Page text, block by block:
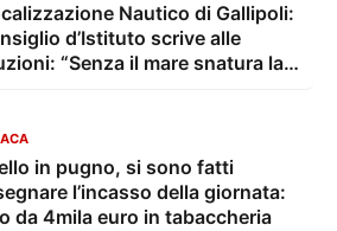
Nautico di Gallipoli:
d’Istituto scrive alle
“Senza il mare snatura la
in pugno, si sono fatti
l’incasso della giornata:
da 4mila euro in tabaccheria